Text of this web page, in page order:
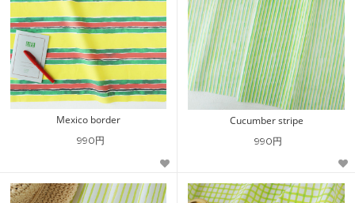
Mexico border
990円
Cucumber stripe
990円